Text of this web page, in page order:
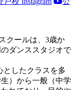
クールは、3歳か
ダンススタジオで
としたクラスを多
）から一般（中学